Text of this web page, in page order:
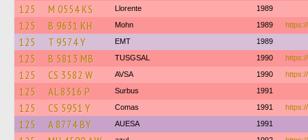
125 M 0554 KS Llorente 1989
125 B 9631 KH Mohn 1989
125 T 9574 Y EMT 1989
125 B 5813 MB TUSGSAL 1990
125 CS 3582 W AVSA 1990
125 AL 8316 P Surbus 1991
125 CS 5951 Y Comas 1991
125 A 8774 BY AUESA 1991